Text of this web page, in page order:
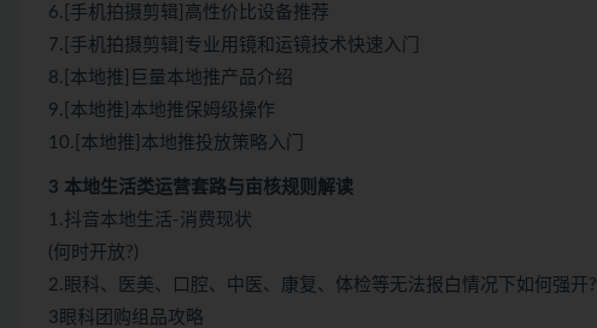
6.[手机拍摄剪辑]高性价比设备推荐
7.[手机拍摄剪辑]专业用镜和运镜技术快速入门
8.[本地推]巨量本地推产品介绍
9.[本地推]本地推保姆级操作
10.[本地推]本地推投放策略入门
3 本地生活类运营套路与亩核规则解读
1.抖音本地生活-消费现状
(何时开放?)
2.眼科、医美、口腔、中医、康复、体检等无法报白情况下如何强开?
3眼科团购组品攻略